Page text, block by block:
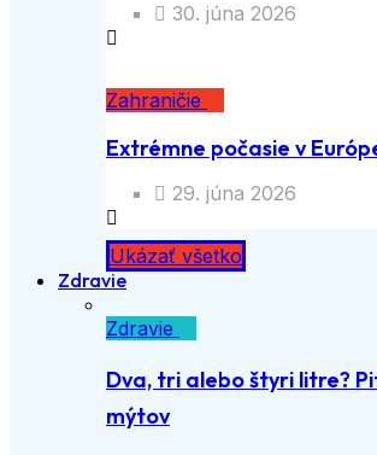
30. júna 2026
Zahraničie
Extrémne počasie v
29. júna 2026
Ukázať všetko
Zdravie
Zdravie
Dva, tri alebo štyri litre?
mýtov